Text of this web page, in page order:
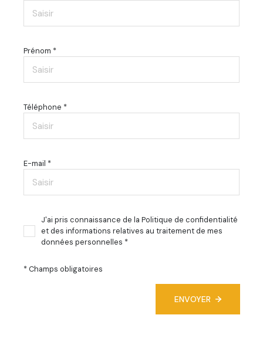
Prénom *
Téléphone *
E-mail *
J'ai pris connaissance de la Politique de confidentialité
et des informations relatives au traitement de mes
données personnelles *
* Champs obligatoires
ENVOYER